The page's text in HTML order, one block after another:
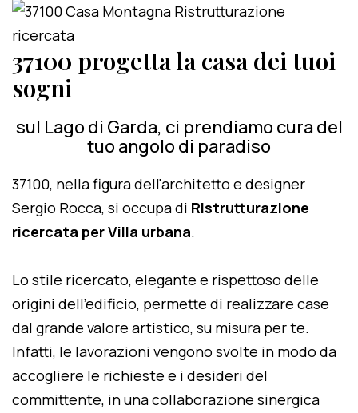
37100 progetta la casa dei tuoi
sogni
sul Lago di Garda, ci prendiamo cura del
tuo angolo di paradiso
37100, nella figura dell'architetto e designer
Sergio Rocca, si occupa di Ristrutturazione
ricercata per Villa urbana.
Lo stile ricercato, elegante e rispettoso delle
origini dell'edificio, permette di realizzare case
dal grande valore artistico, su misura per te.
Infatti, le lavorazioni vengono svolte in modo da
accogliere le richieste e i desideri del
committente, in una collaborazione sinergica